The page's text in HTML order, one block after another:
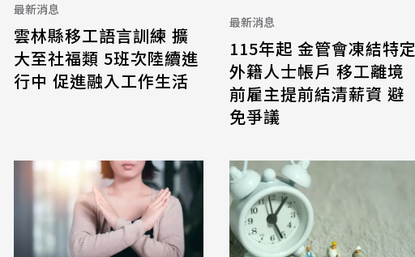
最新消息
雲林縣移工語言訓練 擴
大至社福類 5班次陸續進
行中 促進融入工作生活
最新消息
115年起 金管會凍結特定
外籍人士帳戶 移工離境
前雇主提前結清薪資 避
免爭議